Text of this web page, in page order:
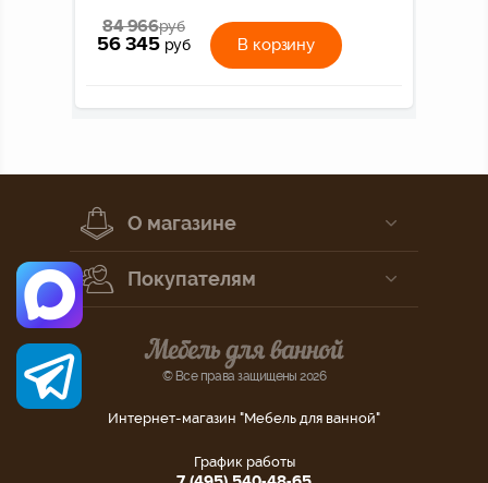
84 966руб
56 345 руб В корзину
О магазине
Покупателям
© Все права защищены 2026
Интернет-магазин "Мебель для ванной"
График работы